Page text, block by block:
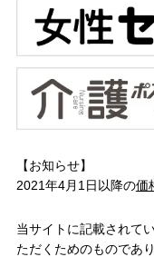
【お知らせ】
2021年4月1日以降の価
当サイトに記載されて
ただくためのものであ